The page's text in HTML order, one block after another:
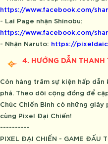
https://www.facebook.com/
- Lai Page nhận Shinobu:
https://www.facebook.com/
- Nhận Naruto: https://
4. HƯỚNG DẪN THANH
Còn hàng trăm sự kiện hấp
phá. Theo dõi cộng đồng để
Chúc Chiến Binh có những
cùng Pixel Đại Chiến!
----------
PIXEL ĐẠI CHIẾN - GAME ĐẤU